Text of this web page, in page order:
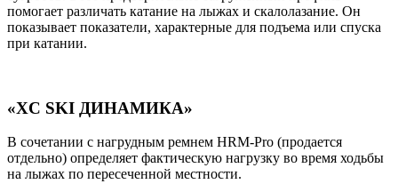
помогает различать катание на лыжах и скалолазание. Он
показывает показатели, характерные для подъема или спуска
при катании.
«XC SKI ДИНАМИКА»
В сочетании с нагрудным ремнем HRM-Pro (продается
отдельно) определяет фактическую нагрузку во время ходьбы
на лыжах по пересеченной местности.